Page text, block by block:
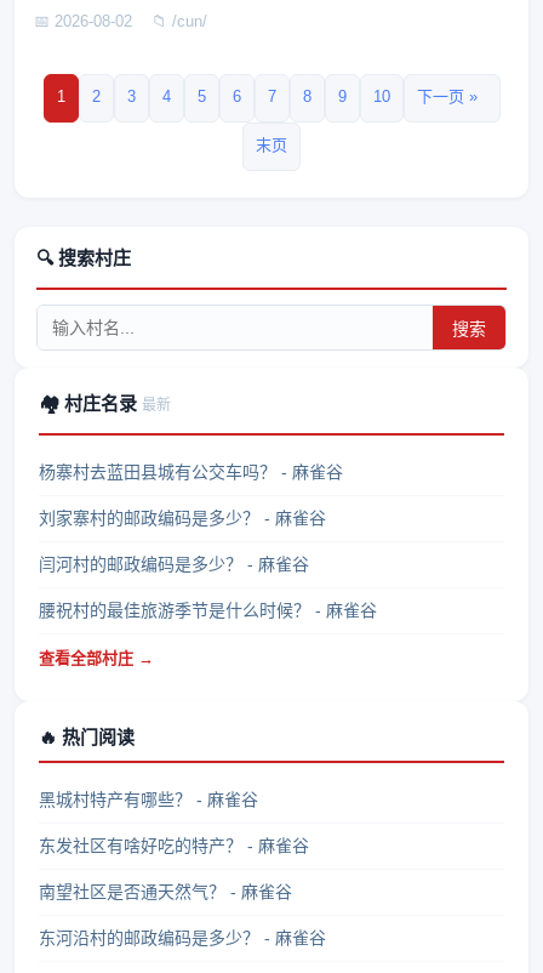
📅 2026-08-02 📁 /cun/
1 2 3 4 5 6 7 8 9 10 下一页 »
末页
🔍 搜索村庄
搜索
🏘️ 村庄名录 最新
杨寨村去蓝田县城有公交车吗？ - 麻雀谷
刘家寨村的邮政编码是多少？ - 麻雀谷
闫河村的邮政编码是多少？ - 麻雀谷
腰祝村的最佳旅游季节是什么时候？ - 麻雀谷
查看全部村庄 →
🔥 热门阅读
黑城村特产有哪些？ - 麻雀谷
东发社区有啥好吃的特产？ - 麻雀谷
南望社区是否通天然气？ - 麻雀谷
东河沿村的邮政编码是多少？ - 麻雀谷